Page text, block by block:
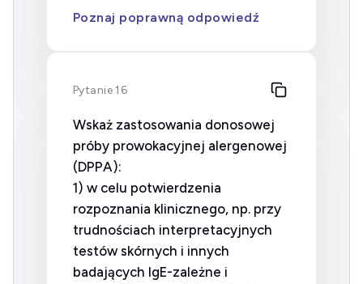
Poznaj poprawną odpowiedź
Pytanie 16
Wskaż zastosowania donosowej
próby prowokacyjnej alergenowej
(DPPA):
1) w celu potwierdzenia
rozpoznania klinicznego, np. przy
trudnościach interpretacyjnych
testów skórnych i innych
badających IgE-zależne i